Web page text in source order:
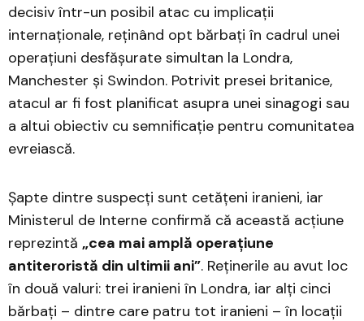
decisiv într-un posibil atac cu implicații
internaționale, reținând opt bărbați în cadrul unei
operațiuni desfășurate simultan la Londra,
Manchester și Swindon. Potrivit presei britanice,
atacul ar fi fost planificat asupra unei sinagogi sau
a altui obiectiv cu semnificație pentru comunitatea
evreiască.
Șapte dintre suspecți sunt cetățeni iranieni, iar
Ministerul de Interne confirmă că această acțiune
reprezintă „cea mai amplă operațiune
antiteroristă din ultimii ani”. Reținerile au avut loc
în două valuri: trei iranieni în Londra, iar alți cinci
bărbați – dintre care patru tot iranieni – în locații